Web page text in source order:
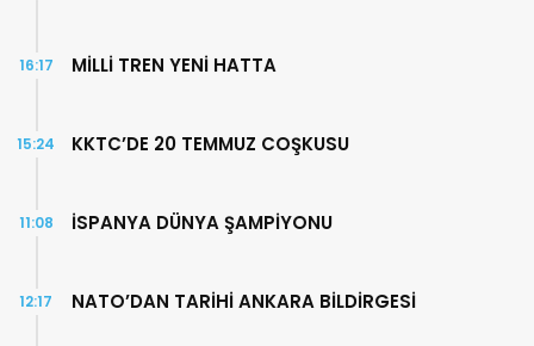
MİLLİ TREN YENİ HATTA
16:17
KKTC’DE 20 TEMMUZ COŞKUSU
15:24
İSPANYA DÜNYA ŞAMPİYONU
11:08
NATO’DAN TARİHİ ANKARA BİLDİRGESİ
12:17